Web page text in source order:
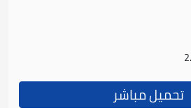
تحميل مباشر